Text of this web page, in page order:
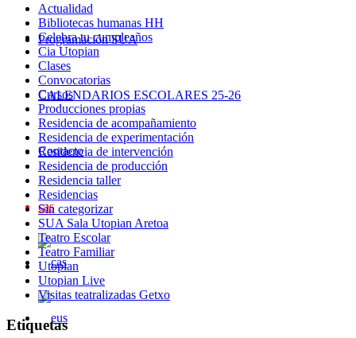
Programación SUA
CALENDARIOS ESCOLARES 25-26
Contacto
cas
Actualidad
Bibliotecas humanas HH
Celebra tu cumpleaños
Cia Utopian
Clases
Convocatorias
Cursos
Producciones propias
Residencia de acompañamiento
Residencia de experimentación
Residencia de intervención
Residencia de producción
Residencia taller
Residencias
Sin categorizar
SUA Sala Utopian Aretoa
Teatro Escolar
Teatro Familiar
Utopian
Utopian Live
Visitas teatralizadas Getxo
Etiquetas